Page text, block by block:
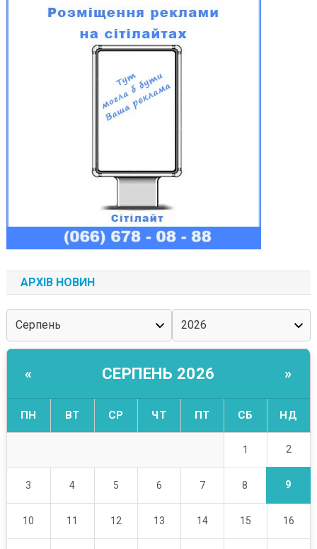
АРХІВ НОВИН
« СЕРПЕНЬ 2026 »
ПН ВТ СР ЧТ ПТ СБ НД
1 2
3 4 5 6 7 8 9
10 11 12 13 14 15 16